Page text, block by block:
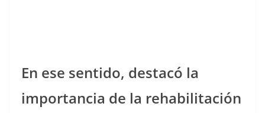
En ese sentido, destacó la
importancia de la rehabilitación